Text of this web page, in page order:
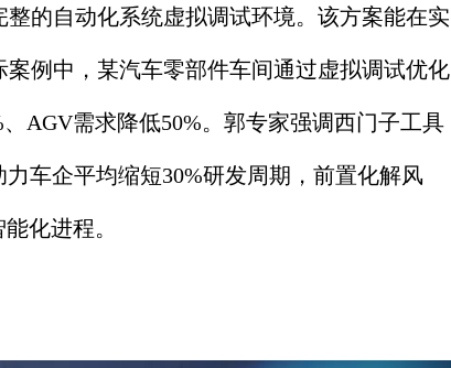
的自动化系统虚拟调试环境。该方案能在实
例中，某汽车零部件车间通过虚拟调试优化
AGV需求降低50%。郭专家强调西门子工具
车企平均缩短30%研发周期，前置化解风
能化进程。